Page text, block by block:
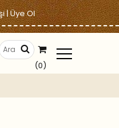
|Üye Ol
(0)